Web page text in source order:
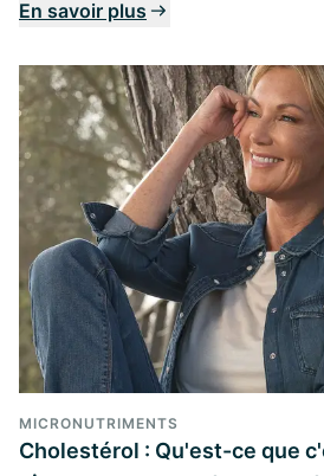
En savoir plus
MICRONUTRIMENTS
Cholestérol : Qu'est-ce que